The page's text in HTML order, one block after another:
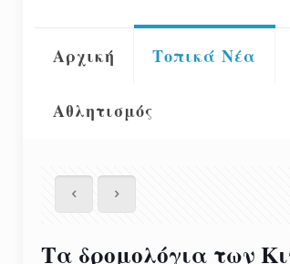
Αρχική Τοπικά Νέα
Αθλητισμός
Tα δρομολόγια των